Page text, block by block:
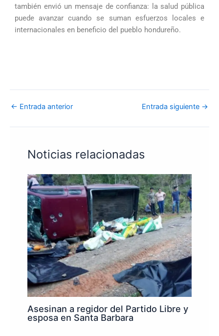
también envió un mensaje de confianza: la salud pública
puede avanzar cuando se suman esfuerzos locales e
internacionales en beneficio del pueblo hondureño.
← Entrada anterior Entrada siguiente →
Noticias relacionadas
Asesinan a regidor del Partido Libre y
esposa en Santa Barbara